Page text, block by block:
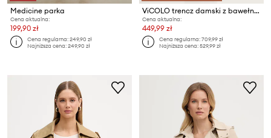
Medicine parka
Cena aktualna:
199,90 zł
Cena regularna:249,90 zł
Najniższa cena:249,90 zł
ViCOLO trencz damski z bawełną
Cena aktualna:
449,99 zł
Cena regularna:709,99 zł
Najniższa cena:529,99 zł